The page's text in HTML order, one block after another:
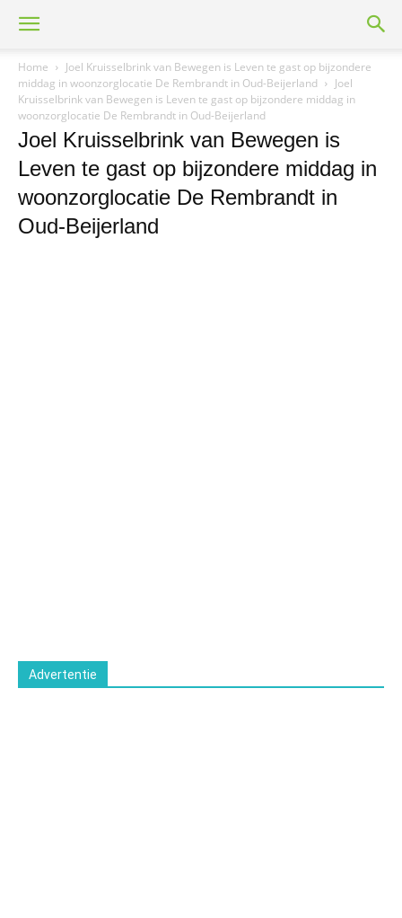
Home
Joel Kruisselbrink van Bewegen is Leven te gast op bijzondere
middag in woonzorglocatie De Rembrandt in Oud-Beijerland
Joel
Kruisselbrink van Bewegen is Leven te gast op bijzondere middag in
woonzorglocatie De Rembrandt in Oud-Beijerland
Joel Kruisselbrink van Bewegen is
Leven te gast op bijzondere middag in
woonzorglocatie De Rembrandt in
Oud-Beijerland
Advertentie